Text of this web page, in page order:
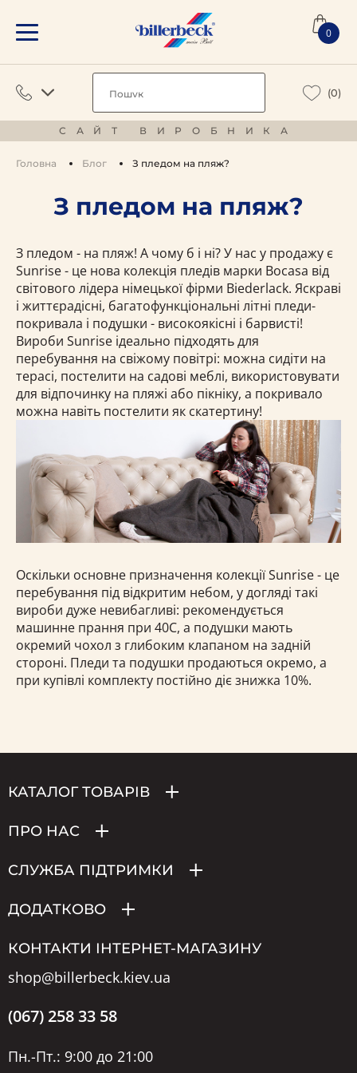
0
(0)
САЙТ ВИРОБНИКА
Головна Блог З пледом на пляж?
З пледом на пляж?
З пледом - на пляж! А чому б і ні? У нас у продажу є
Sunrise - це нова колекція пледів марки Bocasa від
світового лідера німецької фірми Biederlack. Яскраві
і життєрадісні, багатофункціональні літні пледи-
покривала і подушки - високоякісні і барвисті!
Вироби Sunrise ідеально підходять для
перебування на свіжому повітрі: можна сидіти на
терасі, постелити на садові меблі, використовувати
для відпочинку на пляжі або пікніку, а покривало
можна навіть постелити як скатертину!
Оскільки основне призначення колекції Sunrise - це
перебування під відкритим небом, у догляді такі
вироби дуже невибагливі: рекомендується
машинне прання при 40С, а подушки мають
окремий чохол з глибоким клапаном на задній
стороні. Пледи та подушки продаються окремо, а
при купівлі комплекту постійно діє знижка 10%.
КАТАЛОГ ТОВАРІВ
ПРО НАС
СЛУЖБА ПІДТРИМКИ
ДОДАТКОВО
КОНТАКТИ ІНТЕРНЕТ-МАГАЗИНУ
shop@billerbeck.kiev.ua
(067) 258 33 58
Пн.-Пт.: 9:00 до 21:00